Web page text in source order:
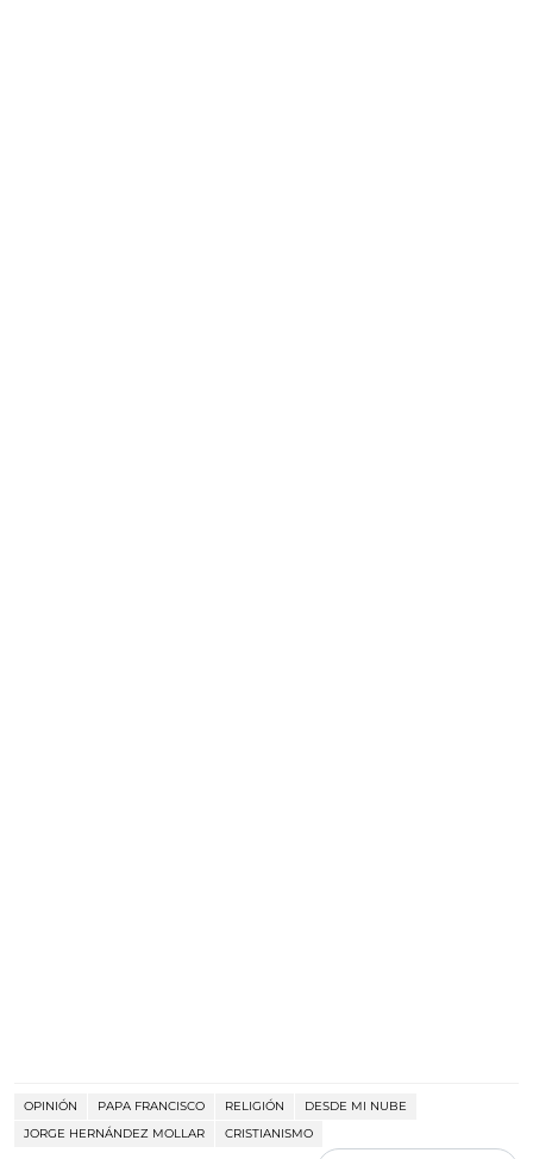
OPINIÓN PAPA FRANCISCO RELIGIÓN
DESDE MI NUBE
JORGE HERNÁNDEZ MOLLAR
CRISTIANISMO